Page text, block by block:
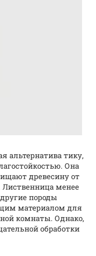
альтернатива тику,
Она
древесину от
Лиственница менее
породы
материалом для
комнаты. Однако,
обработки